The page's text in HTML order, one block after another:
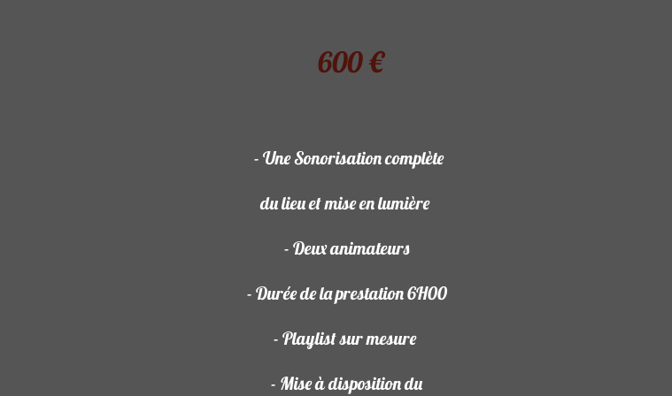
600 €
- Une Sonorisation complète
du lieu et mise en lumière
- Deux animateurs
- Durée de la prestation 6H00
- Playlist sur mesure
- Mise à disposition du